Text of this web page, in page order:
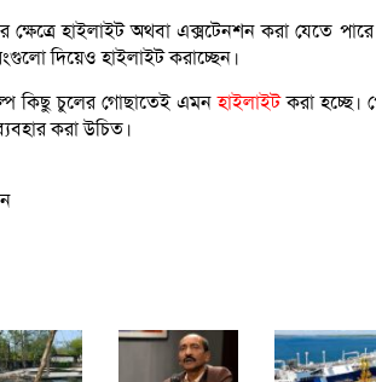
ক্ষেত্রে হাইলাইট অথবা এক্সটেনশন করা যেতে
দিয়েও হাইলাইট করাচ্ছেন।
কিছু চুলের গোছাতেই এমনহাইলাইটকরা হচ্ছে।
করা উচিত।